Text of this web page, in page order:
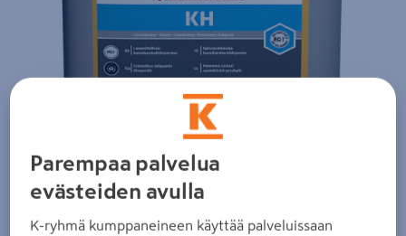
Parempaa palvelua
evästeiden avulla
K-ryhmä kumppaneineen käyttää palveluissaan